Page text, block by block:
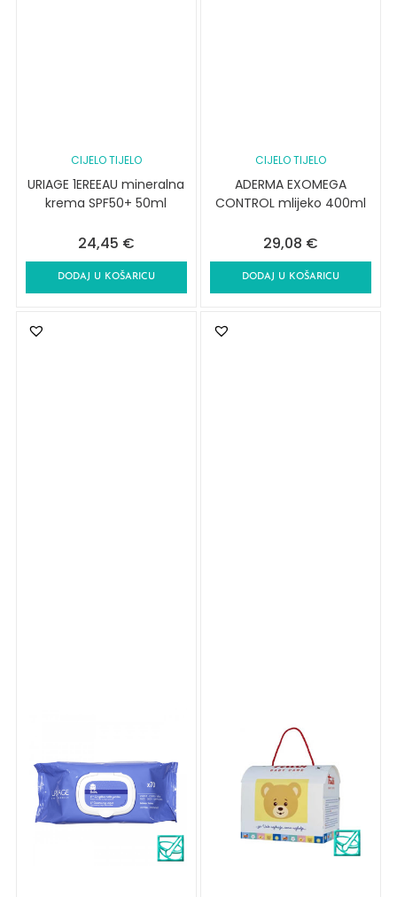
CIJELO TIJELO
URIAGE 1EREEAU mineralna
krema SPF50+ 50ml
24,45 €
DODAJ U KOŠARICU
CIJELO TIJELO
ADERMA EXOMEGA
CONTROL mlijeko 400ml
29,08 €
DODAJ U KOŠARICU